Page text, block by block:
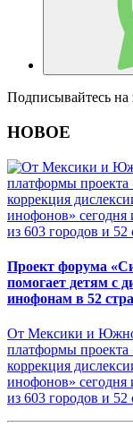
Подписывайтесь на
НОВОЕ
Проект форума
помогает детям с
инофонам в 52
От Мексики и
платформы проекта
коррекция
инофонов» сегодня
из 603 городов и 52